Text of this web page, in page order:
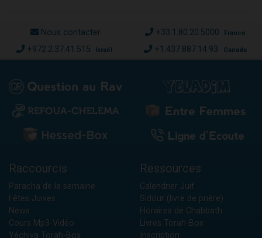
Nous contacter +33.1.80.20.5000 France
+972.2.37.41.515 Israël +1.437.887.14.93 Canada
Raccourcis
Paracha de la semaine
Fêtes Juives
News
Cours Mp3-Vidéo
Yéchiva Torah-Box
Ressources
Calendrier Juif
Sidour (livre de prière)
Horaires de Chabbath
Livres Torah-Box
Inscription